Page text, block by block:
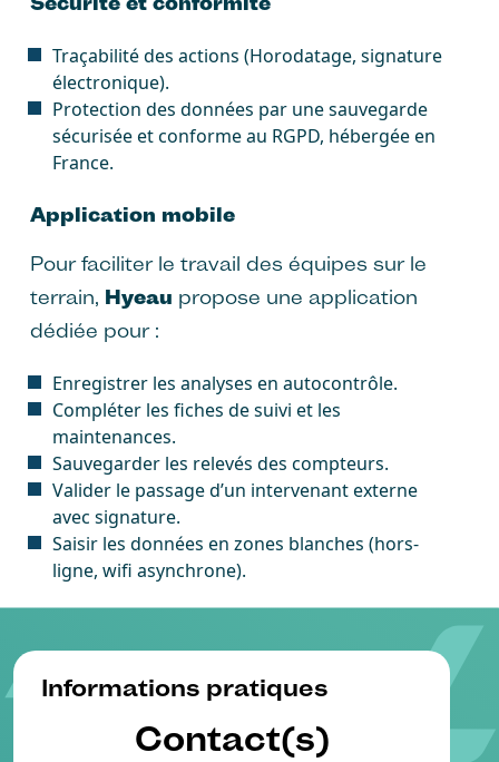
Traçabilité des actions (Horodatage, signature
électronique).
Protection des données par une sauvegarde
sécurisée et conforme au RGPD, hébergée en
France.
Application mobile
Pour faciliter le travail des équipes sur le
terrain, Hyeau propose une application
dédiée pour :
Enregistrer les analyses en autocontrôle.
Compléter les fiches de suivi et les
maintenances.
Sauvegarder les relevés des compteurs.
Valider le passage d’un intervenant externe
avec signature.
Saisir les données en zones blanches (hors-
ligne, wifi asynchrone).
Informations pratiques
Contact(s)